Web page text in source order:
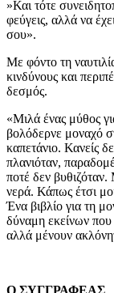
»Και τότε
φεύγεις, αλλά να
σου».
Με φόντο τη
κινδύνους και
δεσμός.
«Μιλά ένας μύθος
βολόδερνε μοναχό
καπετάνιο. Κανείς
πλανιόταν,
ποτέ δεν
νερά. Κάπως έτσι
Ένα βιβλίο για τη
δύναμη εκείνων που
αλλά μένουν
Ο ΣΥΓΓΡΑΦΕΑΣ